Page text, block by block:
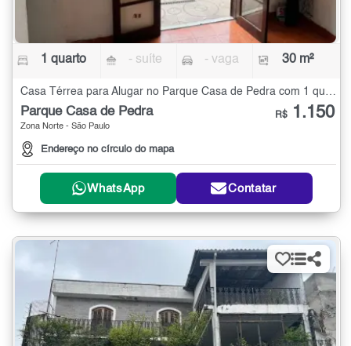
1 quarto - suíte - vaga 30 m²
Casa Térrea para Alugar no Parque Casa de Pedra com 1 quarto - 30 m²
Parque Casa de Pedra
Zona Norte - São Paulo
Endereço no círculo do mapa
R$ 1.150
WhatsApp Contatar